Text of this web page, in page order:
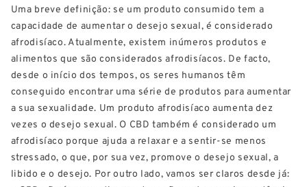
Uma breve definição: se um produto consumido tem a
capacidade de aumentar o desejo sexual, é considerado
afrodisíaco. Atualmente, existem inúmeros produtos e
alimentos que são considerados afrodisíacos. De facto,
desde o início dos tempos, os seres humanos têm
conseguido encontrar uma série de produtos para aumentar
a sua sexualidade. Um produto afrodisíaco aumenta dez
vezes o desejo sexual. O CBD também é considerado um
afrodisíaco porque ajuda a relaxar e a sentir-se menos
stressado, o que, por sua vez, promove o desejo sexual, a
libido e o desejo. Por outro lado, vamos ser claros desde já: